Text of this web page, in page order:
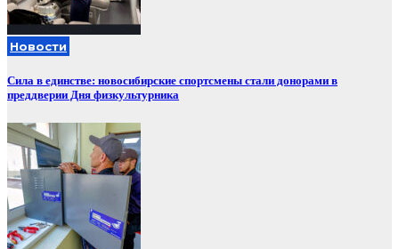
Новости
Сила в единстве: новосибирские спортсмены стали донорами в
преддверии Дня физкультурника